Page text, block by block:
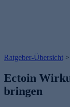
Ratgeber-Übersicht >
Ectoin
bringen